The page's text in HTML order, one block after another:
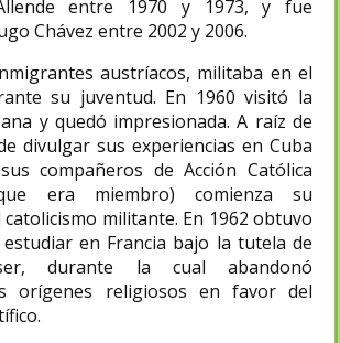
entre 1970 y 1973, y fue
Chávez entre 2002 y 2006.​
austríacos, militaba en el
su juventud.​ En 1960 visitó la
y quedó impresionada. A raíz de
divulgar sus experiencias en Cuba
compañeros de Acción Católica
era miembro) comienza su
militante. En 1962 obtuvo
en Francia bajo la tutela de
durante la cual abandonó
orígenes religiosos en favor del